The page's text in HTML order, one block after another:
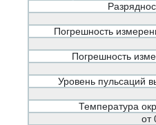
Погрешность
Погрешность
Уровень пульсаций
Температура
от